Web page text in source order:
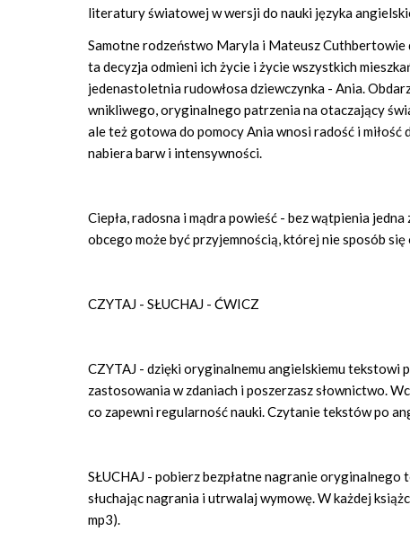
literatury światowej w wersji do nauki języka
Samotne rodzeństwo Maryla i Mateusz Cuthbertowie
ta decyzja odmieni ich życie i życie wszystkich
jedenastoletnia rudowłosa dziewczynka - Ania.
wnikliwego, oryginalnego patrzenia na otaczający
ale też gotowa do pomocy Ania wnosi radość i
nabiera barw i intensywności.
Ciepła, radosna i mądra powieść - bez wątpienia
obcego może być przyjemnością, której nie sposób się
CZYTAJ - SŁUCHAJ - ĆWICZ
CZYTAJ - dzięki oryginalnemu angielskiemu tekstowi
zastosowania w zdaniach i poszerzasz słownictwo.
co zapewni regularność nauki. Czytanie tekstów po
SŁUCHAJ - pobierz bezpłatne nagranie
słuchając nagrania i utrwalaj wymowę. W każdej
mp3).